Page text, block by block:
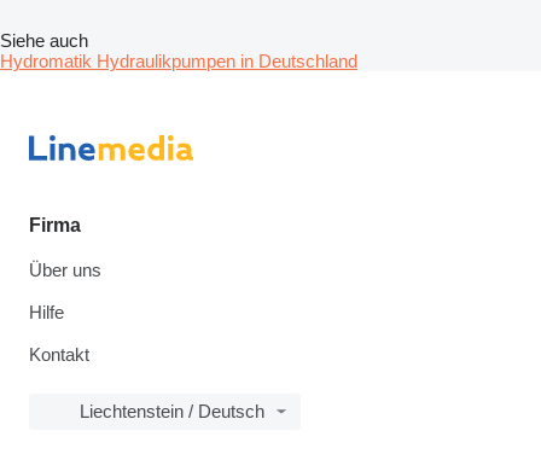
Siehe auch
Hydromatik Hydraulikpumpen in Deutschland
Firma
Über uns
Hilfe
Kontakt
Liechtenstein / Deutsch